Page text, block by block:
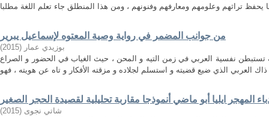
من جوانب المضمر في رواية وصية المعتوه لإسماعيل يبرير
بوزيدي عمار (
2015
)
تستبطن نفسية العربي في زمن التيه و المحن ، حيث الغياب في الحضور و الصراع
المهجر ايليا أبو ماضي أنموذجا مقاربة تحليلية لقصيدة الحجر الصغير
شاتي نجوى (
2015
)